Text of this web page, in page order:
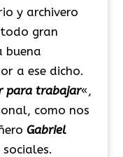
y archivero
todo gran
buena
a ese dicho.
para trabajar«,
como nos
Gabriel
sociales.